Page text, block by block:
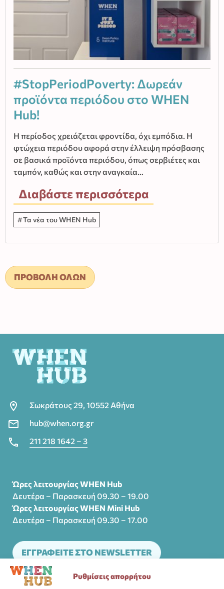
Ρυθμίσεις απορρήτου
#StopPeriodPoverty: Δωρεάν
προϊόντα περιόδου στο WHEN
Hub!
Η περίοδος χρειάζεται φροντίδα, όχι εμπόδια. Η
φτώχεια περιόδου αφορά στην έλλειψη πρόσβασης
σε βασικά προϊόντα περιόδου, όπως σερβιέτες και
ταμπόν, καθώς και στην αναγκαία…
Διαβάστε περισσότερα
Τα νέα του WHEN Hub
ΠΡΟΒΟΛΗ ΟΛΩΝ
Σωκράτους 29, 10552 Αθήνα
hub@when.org.gr
211 218 1642 – 3
Ώρες λειτουργίας WHEN Hub
Δευτέρα – Παρασκευή 09.30 – 19.00
Ώρες λειτουργίας WHEN Mini Hub
Δευτέρα – Παρασκευή 09.30 – 17.00
ΕΓΓΡΑΦΕΙΤΕ ΣΤΟ NEWSLETTER